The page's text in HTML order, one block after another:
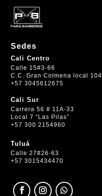
Sedes
Cali Centro
Calle 15#3-66
C.C. Gran Colmena local 104
+57 3045612675
Cali Sur
Carrera 56 # 11A-33
Local 7 “Las Pilas”
+57 300 2154960
Tuluá
Calle 27#26-63
+57 3015434470